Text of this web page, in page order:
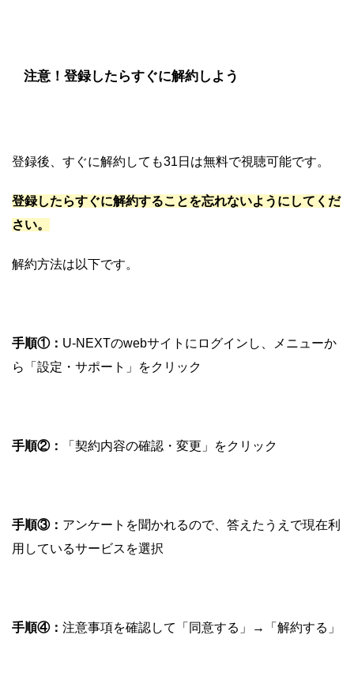
注意！登録したらすぐに解約しよう
登録後、すぐに解約しても31日は無料で視聴可能です。
登録したらすぐに解約することを忘れないようにしてくだ
さい。
解約方法は以下です。
手順①： U-NEXTのwebサイトにログインし、メニューか
ら「設定・サポート」をクリック
手順②： 「契約内容の確認・変更」をクリック
手順③： アンケートを聞かれるので、答えたうえで現在利
用しているサービスを選択
手順④： 注意事項を確認して「同意する」→「解約する」